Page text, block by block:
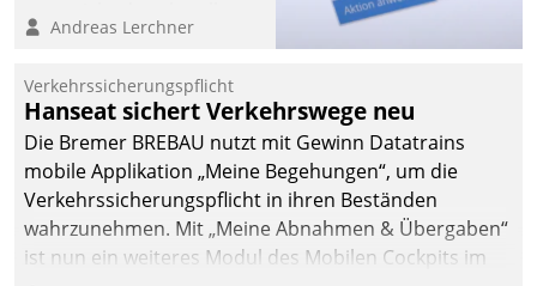
Cockpit für mobile
Datatrain. Die meravis
Wohnungsbau- und
Immobilien GmbH hat
sich dabei für den Betrieb
der Lösung über die SAP
Cloud Platform
entschieden - als erstes
Andreas Lerchner
Verkehrssicherungspflicht
Hanseat sichert Verkehrswege neu
Die Bremer BREBAU nutzt mit Gewinn Datatrains
mobile Applikation „Meine Begehungen“, um die
Verkehrssicherungspflicht in ihren Beständen
wahrzunehmen. Mit „Meine Abnahmen & Übergaben“
ist nun ein weiteres Modul des Mobilen Cockpits im